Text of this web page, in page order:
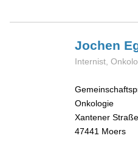
Jochen
Internist,
Onkologie
Xantener
47441 Moers